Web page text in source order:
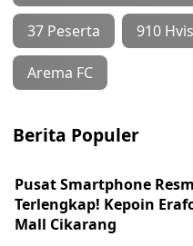
37 Peserta 910
Arema FC
Berita Populer
Pusat Smartphone
Terlengkap! Kepoin
Mall Cikarang